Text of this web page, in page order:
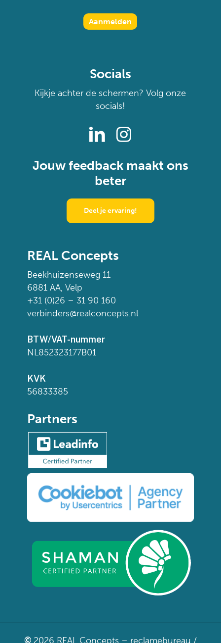
Socials
Kijkje achter de schermen? Volg onze
socials!
Jouw feedback maakt ons
beter
Deel je ervaring!
REAL Concepts
Beekhuizenseweg 11
6881 AA, Velp
+31 (0)26 – 31 90 160
verbinders@realconcepts.nl
BTW/VAT-nummer
NL852323177B01
KVK
56833385
Partners
© 2026 REAL Concepts – reclamebureau /